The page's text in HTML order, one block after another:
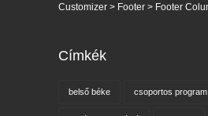
Customizer > Footer > Footer
Címkék
belső béke csoportos program